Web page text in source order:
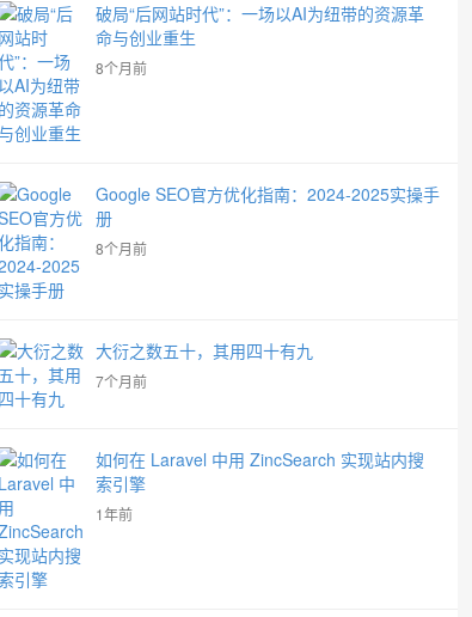
破局“后网站时代”：一场以AI为纽带的资源革
命与创业重生
8个月前
Google SEO官方优化指南：2024-2025实操手
册
8个月前
大衍之数五十，其用四十有九
7个月前
如何在 Laravel 中用 ZincSearch 实现站内搜
索引擎
1年前